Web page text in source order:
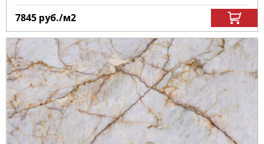
7845 руб./м2